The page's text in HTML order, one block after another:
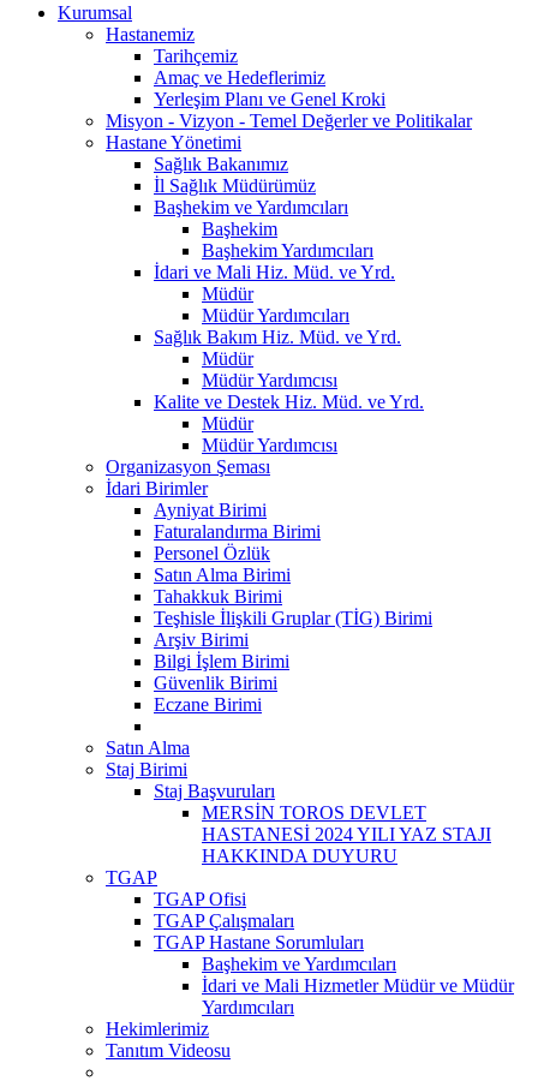
Kurumsal
Hastanemiz
Tarihçemiz
Amaç ve Hedeflerimiz
Yerleşim Planı ve Genel Kroki
Misyon - Vizyon - Temel Değerler ve Politikalar
Hastane Yönetimi
Sağlık Bakanımız
İl Sağlık Müdürümüz
Başhekim ve Yardımcıları
Başhekim
Başhekim Yardımcıları
İdari ve Mali Hiz. Müd. ve Yrd.
Müdür
Müdür Yardımcıları
Sağlık Bakım Hiz. Müd. ve Yrd.
Müdür
Müdür Yardımcısı
Kalite ve Destek Hiz. Müd. ve Yrd.
Müdür
Müdür Yardımcısı
Organizasyon Şeması
İdari Birimler
Ayniyat Birimi
Faturalandırma Birimi
Personel Özlük
Satın Alma Birimi
Tahakkuk Birimi
Teşhisle İlişkili Gruplar (TİG) Birimi
Arşiv Birimi
Bilgi İşlem Birimi
Güvenlik Birimi
Eczane Birimi
Satın Alma
Staj Birimi
Staj Başvuruları
MERSİN TOROS DEVLET
HASTANESİ 2024 YILI YAZ STAJI
HAKKINDA DUYURU
TGAP
TGAP Ofisi
TGAP Çalışmaları
TGAP Hastane Sorumluları
Başhekim ve Yardımcıları
İdari ve Mali Hizmetler Müdür ve Müdür
Yardımcıları
Hekimlerimiz
Tanıtım Videosu